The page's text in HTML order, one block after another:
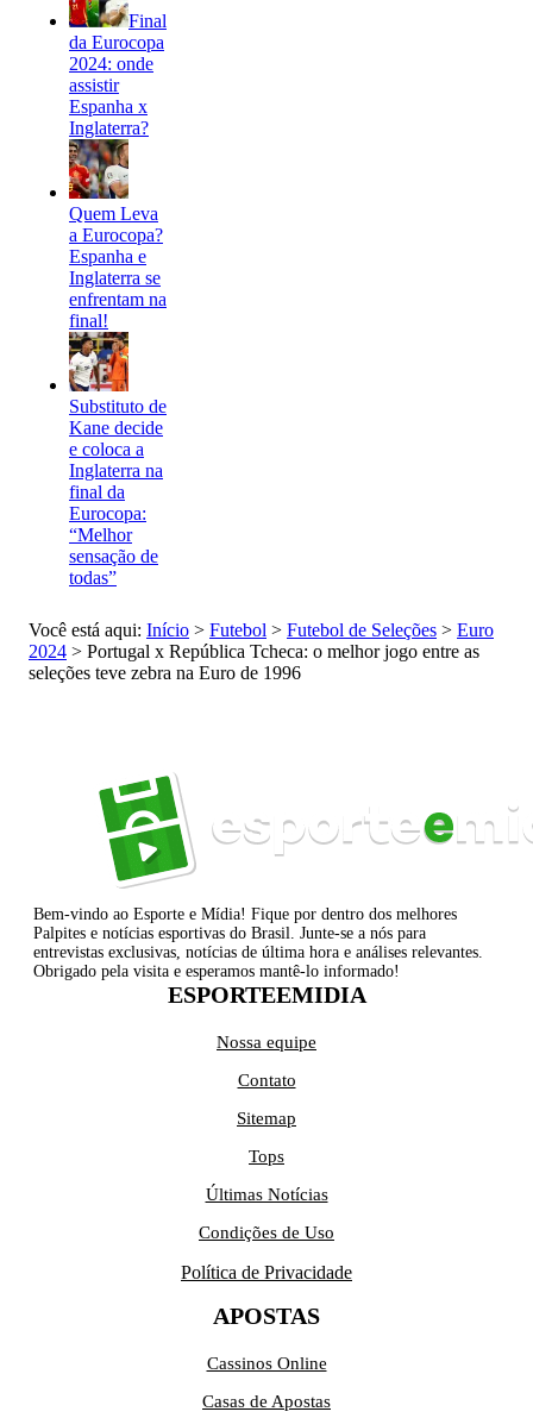
Final
da Eurocopa
2024: onde
assistir
Espanha x
Inglaterra?
Quem Leva
a Eurocopa?
Espanha e
Inglaterra se
enfrentam na
final!
Substituto de
Kane decide
e coloca a
Inglaterra na
final da
Eurocopa:
“Melhor
sensação de
todas”
Você está aqui: Início > Futebol > Futebol de Seleções > Euro
2024 > Portugal x República Tcheca: o melhor jogo entre as
seleções teve zebra na Euro de 1996
Bem-vindo ao Esporte e Mídia! Fique por dentro dos melhores
Palpites e notícias esportivas do Brasil. Junte-se a nós para
entrevistas exclusivas, notícias de última hora e análises relevantes.
Obrigado pela visita e esperamos mantê-lo informado!
ESPORTEEMIDIA
Nossa equipe
Contato
Sitemap
Tops
Últimas Notícias
Condições de Uso
Política de Privacidade
APOSTAS
Cassinos Online
Casas de Apostas